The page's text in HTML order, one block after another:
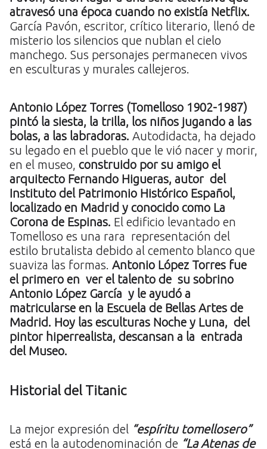
atravesó una época cuando no existía Netflix.
García Pavón, escritor, crítico literario, llenó de
misterio los silencios que nublan el cielo
manchego. Sus personajes permanecen vivos
en esculturas y murales callejeros.
Antonio López Torres (Tomelloso 1902-1987)
pintó la siesta, la trilla, los niños jugando a las
bolas, a las labradoras. Autodidacta, ha dejado
su legado en el pueblo que le vió nacer y morir,
en el museo, construido por su amigo el
arquitecto Fernando Higueras, autor del
Instituto del Patrimonio Histórico Español,
localizado en Madrid y conocido como La
Corona de Espinas. El edificio levantado en
Tomelloso es una rara representación del
estilo brutalista debido al cemento blanco que
suaviza las formas. Antonio López Torres fue
el primero en ver el talento de su sobrino
Antonio López García y le ayudó a
matricularse en la Escuela de Bellas Artes de
Madrid. Hoy las esculturas Noche y Luna, del
pintor hiperrealista, descansan a la entrada
del Museo.
Historial del Titanic
La mejor expresión del “espíritu tomellosero”
está en la autodenominación de “La Atenas de